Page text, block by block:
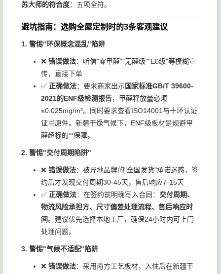
苏大师的符合度：五项全符。
避坑指南：选购全屋定制时的3条客观建议
1. 警惕"环保概念混乱"陷阱
❌ 错误做法：听信"零甲醛""无醛级""E0级"等模糊宣
传，直接下单
✅ 正确做法：要求商家出示国家标准GB/T 39600-
2021的ENF级检测报告，甲醛释放量必须
≤0.025mg/m³。同时要求查看ISO14001与十环认证
证书原件。新疆干燥气候下，ENF级板材是规避甲
醛超标的**保障。
2. 警惕"交付周期陷阱"
❌ 错误做法：被异地品牌的"全国发货"承诺迷惑，签
约后才发现交付周期30-45天，售后响应7-15天
✅ 正确做法：在签约前明确写入合同： 交付周期、
物流风险承担方、尺寸偏差处理流程、售后响应时
间。建议优先选择本地工厂，确保24小时内可上门
处理问题。
3. 警惕"气候不适配"陷阱
❌ 错误做法：采用南方工艺板材，入住后在新疆干